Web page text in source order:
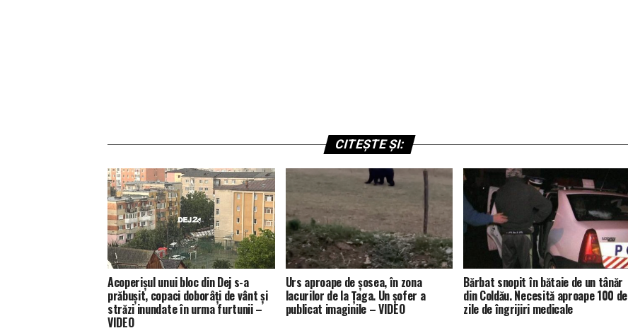
CITEȘTE ȘI:
Acoperișul unui bloc din Dej s-a
prăbușit, copaci doborâți de vânt și
străzi inundate în urma furtunii –
VIDEO
Urs aproape de șosea, în zona
lacurilor de la Țaga. Un șofer a
publicat imaginile – VIDEO
Bărbat snopit în bătaie de un tânăr
din Coldău. Necesită aproape 100 de
zile de îngrijiri medicale